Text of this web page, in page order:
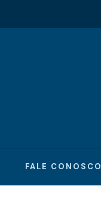
FALE CONOSCO